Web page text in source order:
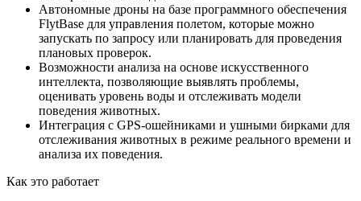
Автономные дроны на базе программного обеспечения
FlytBase для управления полетом, которые можно
запускать по запросу или планировать для проведения
плановых проверок.
Возможности анализа на основе искусственного
интеллекта, позволяющие выявлять проблемы,
оценивать уровень воды и отслеживать модели
поведения животных.
Интеграция с GPS-ошейниками и ушными бирками для
отслеживания животных в режиме реального времени и
анализа их поведения.
Как это работает